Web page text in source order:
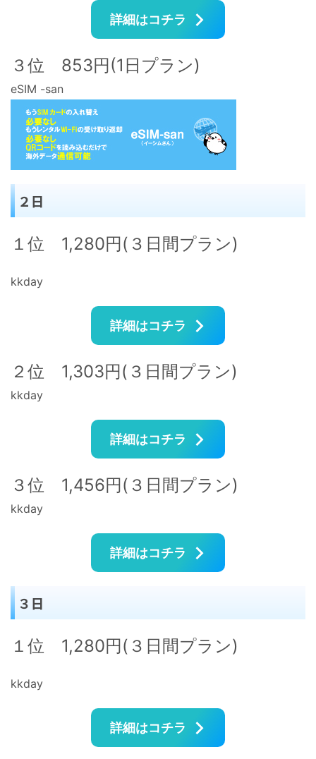
詳細はコチラ
３位 853円(1日プラン)
eSIM -san
２日
１位 1,280円(３日間プラン)
kkday
詳細はコチラ
２位 1,303円(３日間プラン)
kkday
詳細はコチラ
３位 1,456円(３日間プラン)
kkday
詳細はコチラ
３日
１位 1,280円(３日間プラン)
kkday
詳細はコチラ